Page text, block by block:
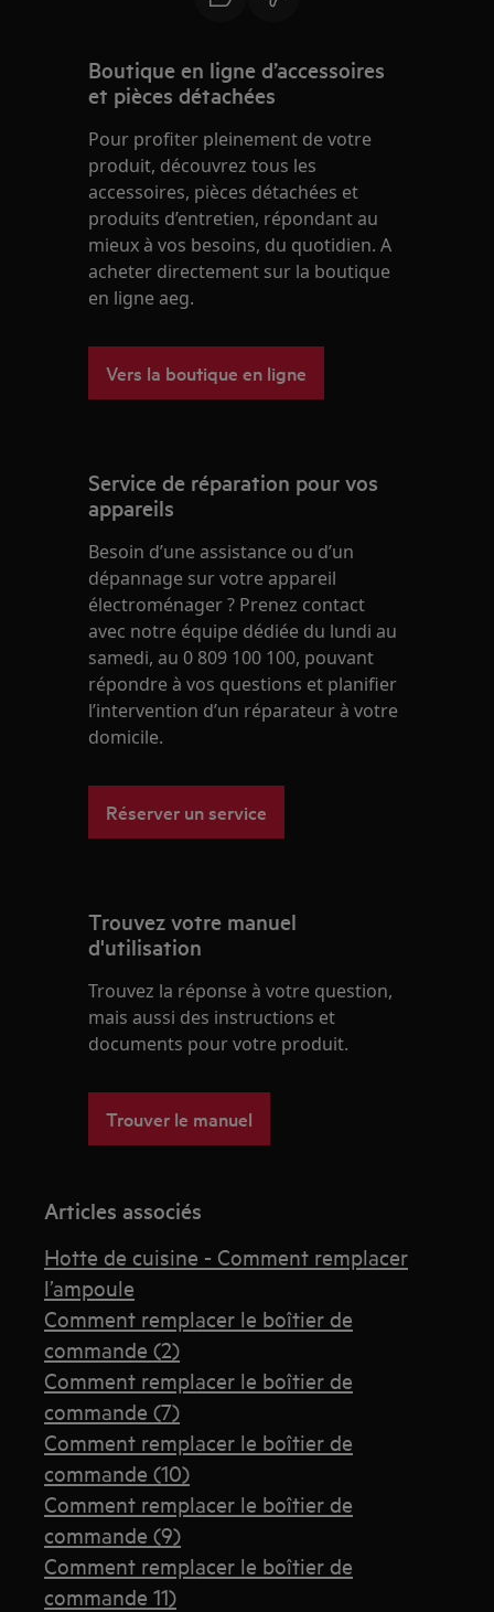
Boutique en ligne d’accessoires
et pièces détachées
Pour profiter pleinement de votre
produit, découvrez tous les
accessoires, pièces détachées et
produits d’entretien, répondant au
mieux à vos besoins, du quotidien. A
acheter directement sur la boutique
en ligne aeg.
Vers la boutique en ligne
Service de réparation pour vos
appareils
Besoin d’une assistance ou d’un
dépannage sur votre appareil
électroménager ? Prenez contact
avec notre équipe dédiée du lundi au
samedi, au 0 809 100 100, pouvant
répondre à vos questions et planifier
l’intervention d’un réparateur à votre
domicile.
Réserver un service
Trouvez votre manuel
d'utilisation
Trouvez la réponse à votre question,
mais aussi des instructions et
documents pour votre produit.
Trouver le manuel
Articles associés
Hotte de cuisine - Comment remplacer
l’ampoule
Comment remplacer le boîtier de
commande (2)
Comment remplacer le boîtier de
commande (7)
Comment remplacer le boîtier de
commande (10)
Comment remplacer le boîtier de
commande (9)
Comment remplacer le boîtier de
commande 11)